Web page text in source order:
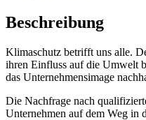
Beschreibung
Klimaschutz betrifft uns alle.
ihren Einfluss auf die Umwelt
das Unternehmensimage
Die Nachfrage nach
Unternehmen auf dem Weg in